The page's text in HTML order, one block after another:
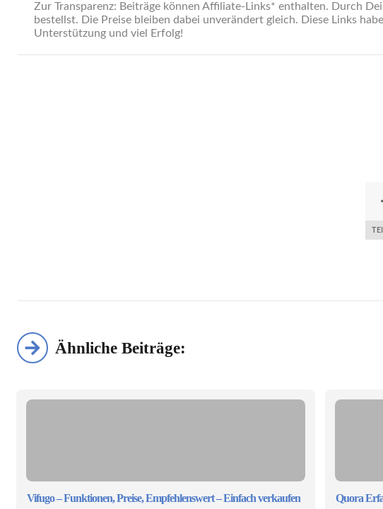
Zur Transparenz: Beiträge können Affiliate-Links* enthalten. Durch
bestellst. Die Preise bleiben dabei unverändert gleich. Diese Links
Unterstützung und viel Erfolg!
Ähnliche Beiträge:
Vifugo – Funktionen, Preise, Empfehlenswert – Einfach verkaufen
Quora